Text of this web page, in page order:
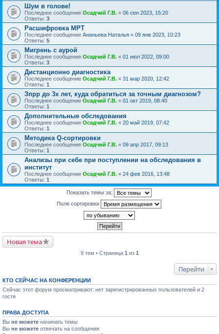
Шум в голове!
Последнее сообщение Осадчий Г.В. « 06 сен 2023, 15:20
Ответы: 3
Расшифровка МРТ
Последнее сообщение Ананьева Наталья « 09 янв 2023, 10:23
Ответы: 5
Мигрень с аурой
Последнее сообщение Осадчий Г.В. « 01 июл 2022, 09:00
Ответы: 3
Дистанционно диагностика
Последнее сообщение Осадчий Г.В. « 31 мар 2020, 12:42
Ответы: 1
Зпрр до 3х лет, куда обратиться за точным диагнозом?
Последнее сообщение Осадчий Г.В. « 01 окт 2019, 08:40
Ответы: 1
Дополнительные обследования
Последнее сообщение Осадчий Г.В. « 20 май 2019, 07:42
Ответы: 1
Методика Q-сортировки
Последнее сообщение Осадчий Г.В. « 09 апр 2017, 09:13
Ответы: 1
Анализы при себе при поступлении на обследования в
институт
Последнее сообщение Осадчий Г.В. « 24 фев 2016, 13:48
Ответы: 1
Показать темы за:
Поле сортировки
Новая тема
9 тем • Страница 1 из 1
Перейти
КТО СЕЙЧАС НА КОНФЕРЕНЦИИ
Сейчас этот форум просматривают: нет зарегистрированных пользователей и 2
гостя
ПРАВА ДОСТУПА
Вы не можете начинать темы
Вы не можете отвечать на сообщения